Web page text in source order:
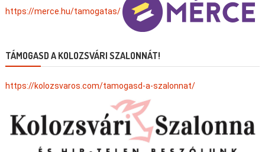
https://merce.hu/tamogatas/
TÁMOGASD A KOLOZSVÁRI SZALONNÁT!
https://kolozsvaros.com/tamogasd-a-szalonnat/